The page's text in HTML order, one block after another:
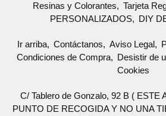
Resinas y Colorantes
Tarjeta
PERSONALIZADOS
DIY
Ir arriba Contáctanos Aviso Legal
Condiciones de Compra
Desistir de
Cookies
C/ Tablero de Gonzalo, 92 B ( ESTE
PUNTO DE RECOGIDA Y NO UNA